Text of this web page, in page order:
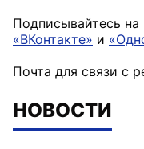
Подписывайтесь
«ВКонтакте» и
Почта для связи с
НОВОСТИ